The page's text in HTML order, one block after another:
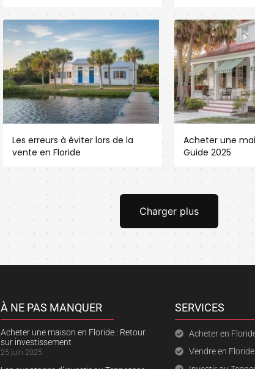
Les erreurs à éviter lors de la
vente en Floride
Acheter une
Guide 2025
Charger plus
À NE PAS MANQUER
Acheter une maison en Floride : Retour
sur investissement
25 juin 2025
SERVICES
Acheter en
Vendre en Floride